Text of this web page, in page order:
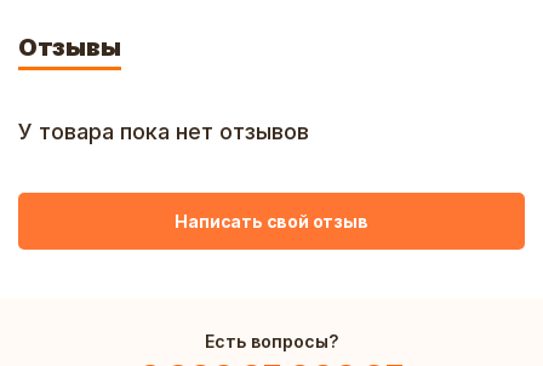
Отзывы
У товара пока нет отзывов
Написать свой отзыв
Есть вопросы?